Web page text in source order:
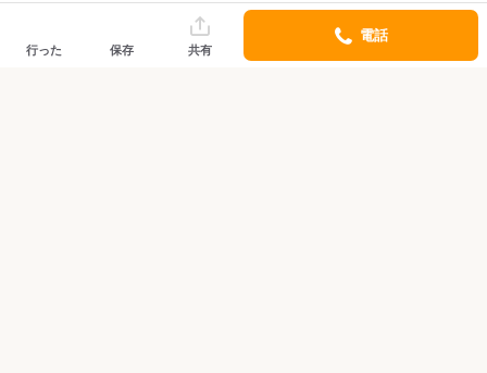
行った 保存 共有
電話